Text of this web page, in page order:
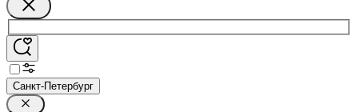
Санкт-Петербург